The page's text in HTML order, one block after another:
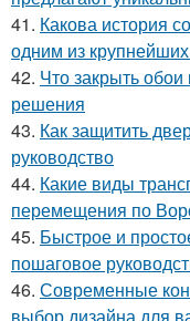
41. Какова история
одним из
42. Что закрыть
решения
43. Как защитить
руководство
44. Какие виды
перемещения по
45. Быстрое и
пошаговое
46. Современные